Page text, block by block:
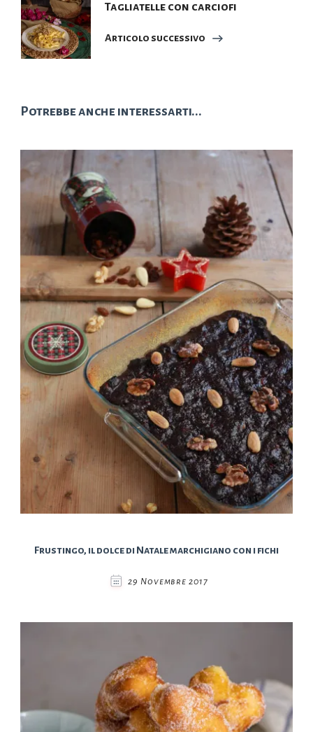
Tagliatelle con carciofi
Articolo successivo
Potrebbe anche interessarti...
Frustingo, il dolce di Natale marchigiano con i fichi
29 Novembre 2017